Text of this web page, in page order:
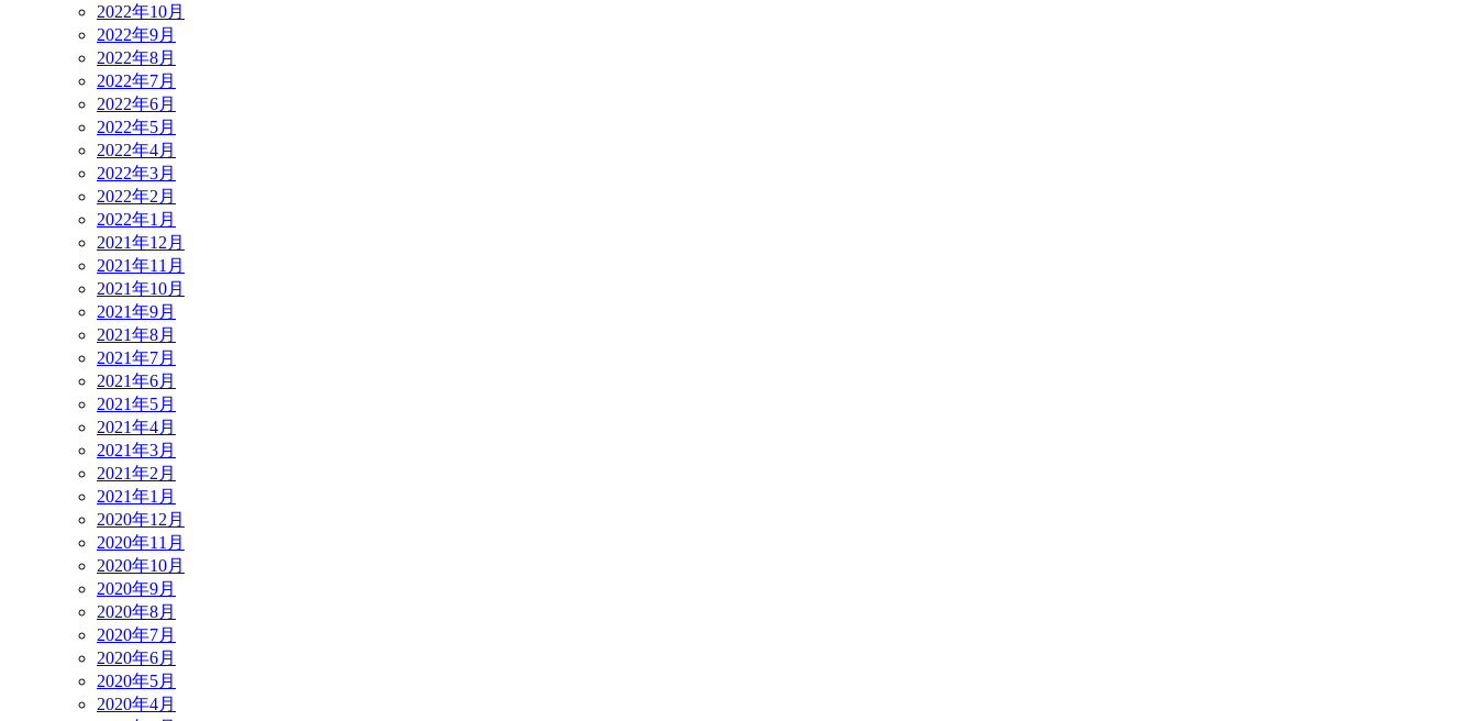
2022年10月
2022年9月
2022年8月
2022年7月
2022年6月
2022年5月
2022年4月
2022年3月
2022年2月
2022年1月
2021年12月
2021年11月
2021年10月
2021年9月
2021年8月
2021年7月
2021年6月
2021年5月
2021年4月
2021年3月
2021年2月
2021年1月
2020年12月
2020年11月
2020年10月
2020年9月
2020年8月
2020年7月
2020年6月
2020年5月
2020年4月